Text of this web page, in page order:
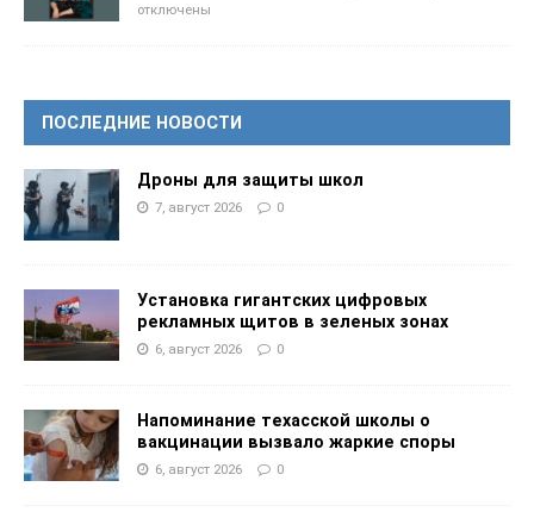
отключены
ПОСЛЕДНИЕ НОВОСТИ
Дроны для защиты школ
7, август 2026 0
Установка гигантских цифровых
рекламных щитов в зеленых зонах
6, август 2026 0
Напоминание техасской школы о
вакцинации вызвало жаркие споры
6, август 2026 0